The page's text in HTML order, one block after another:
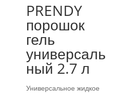
PRENDY
порошок
гель
универсаль
ный 2.7 л
Универсальное жидкое